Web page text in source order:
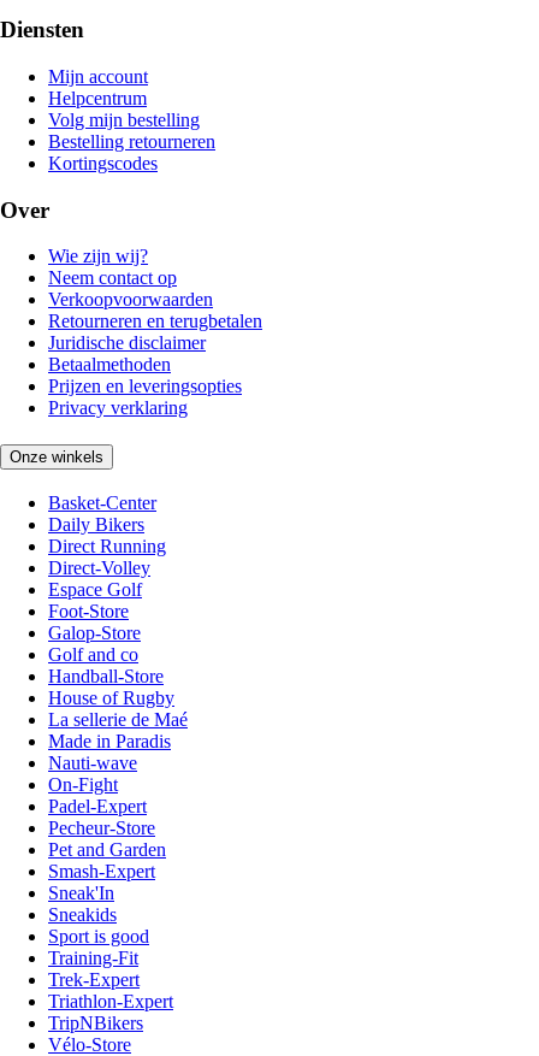
Diensten
Mijn account
Helpcentrum
Volg mijn bestelling
Bestelling retourneren
Kortingscodes
Over
Wie zijn wij?
Neem contact op
Verkoopvoorwaarden
Retourneren en terugbetalen
Juridische disclaimer
Betaalmethoden
Prijzen en leveringsopties
Privacy verklaring
Onze winkels
Basket-Center
Daily Bikers
Direct Running
Direct-Volley
Espace Golf
Foot-Store
Galop-Store
Golf and co
Handball-Store
House of Rugby
La sellerie de Maé
Made in Paradis
Nauti-wave
On-Fight
Padel-Expert
Pecheur-Store
Pet and Garden
Smash-Expert
Sneak'In
Sneakids
Sport is good
Training-Fit
Trek-Expert
Triathlon-Expert
TripNBikers
Vélo-Store